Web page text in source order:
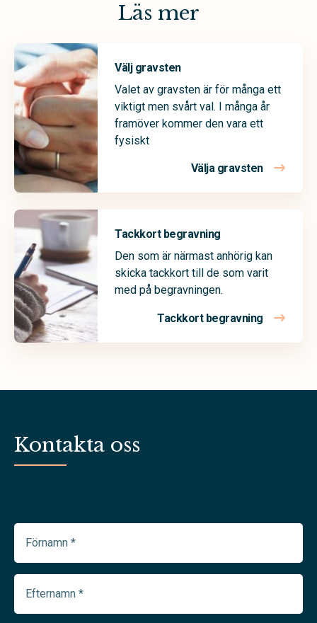
Läs mer
Välj gravsten
Valet av gravsten är för många ett
viktigt men svårt val. I många år
framöver kommer den vara ett
fysiskt
Välja gravsten
Tackkort begravning
Den som är närmast anhörig kan
skicka tackkort till de som varit
med på begravningen.
Tackkort begravning
Kontakta oss
Förnamn
(Required)
Efternamn
(Required)